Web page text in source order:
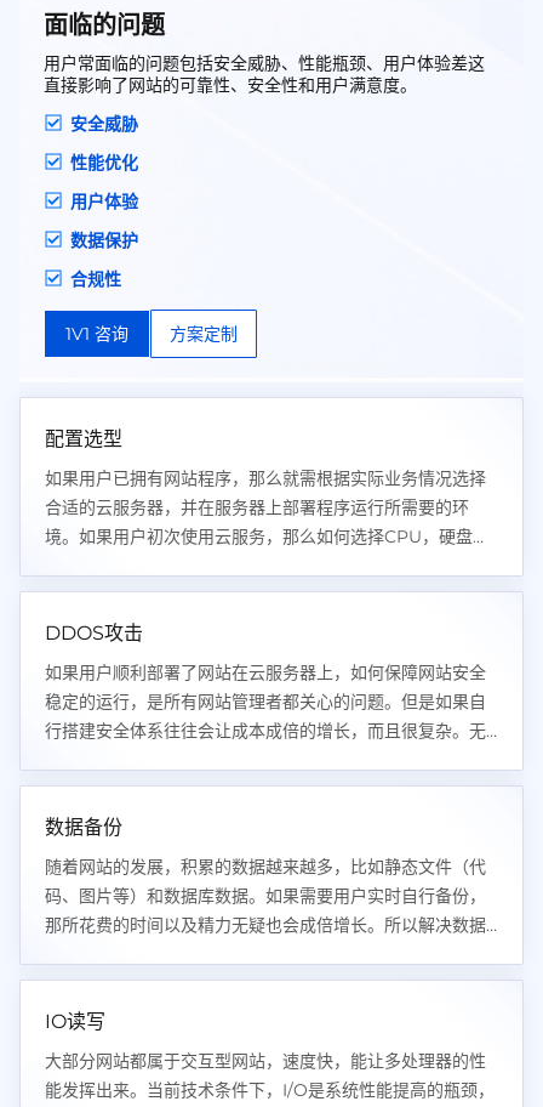
面临的问题
用户常面临的问题包括安全威胁、性能瓶颈、用户体验差这
直接影响了网站的可靠性、安全性和用户满意度。
安全威胁
性能优化
用户体验
数据保护
合规性
1V1 咨询 方案定制
配置选型
如果用户已拥有网站程序，那么就需根据实际业务情况选择
合适的云服务器，并在服务器上部署程序运行所需要的环
境。如果用户初次使用云服务，那么如何选择CPU，硬盘，
DDOS攻击
如果用户顺利部署了网站在云服务器上，如何保障网站安全
稳定的运行，是所有网站管理者都关心的问题。但是如果自
行搭建安全体系往往会让成本成倍的增长，而且很复杂。无
数据备份
随着网站的发展，积累的数据越来越多，比如静态文件（代
码、图片等）和数据库数据。如果需要用户实时自行备份，
那所花费的时间以及精力无疑也会成倍增长。所以解决数据
IO读写
大部分网站都属于交互型网站，速度快，能让多处理器的性
能发挥出来。当前技术条件下，I/O是系统性能提高的瓶颈，